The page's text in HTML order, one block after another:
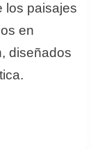
los paisajes
en
diseñados